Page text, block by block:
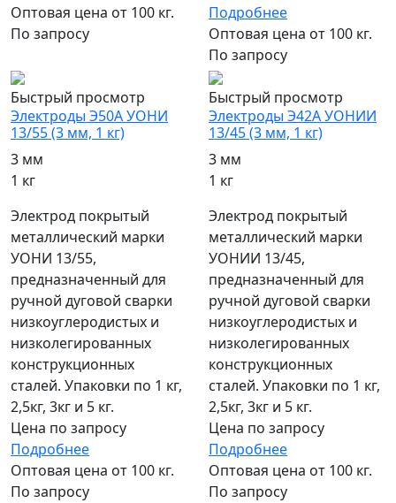
Оптовая цена от 100 кг.
По запросу
Подробнее
Оптовая цена от 100 кг.
По запросу
Быстрый просмотр
Электроды Э50А УОНИ
13/55 (3 мм, 1 кг)
3 мм
1 кг
Электрод покрытый
металлический марки
УОНИ 13/55,
предназначенный для
ручной дуговой сварки
низкоуглеродистых и
низколегированных
конструкционных
сталей. Упаковки по 1 кг,
2,5кг, 3кг и 5 кг.
Цена по запросу
Подробнее
Оптовая цена от 100 кг.
По запросу
Быстрый просмотр
Электроды Э42А УОНИИ
13/45 (3 мм, 1 кг)
3 мм
1 кг
Электрод покрытый
металлический марки
УОНИИ 13/45,
предназначенный для
ручной дуговой сварки
низкоуглеродистых и
низколегированных
конструкционных
сталей. Упаковки по 1 кг,
2,5кг, 3кг и 5 кг.
Цена по запросу
Подробнее
Оптовая цена от 100 кг.
По запросу